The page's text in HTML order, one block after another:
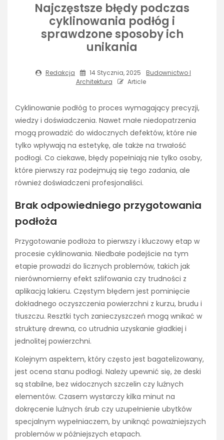
Najczęstsze błędy podczas
cyklinowania podłóg i
sprawdzone sposoby ich
unikania
Redakcja 14 Stycznia, 2025
Budownictwo I
Architektura
Article
Cyklinowanie podłóg to proces wymagający precyzji,
wiedzy i doświadczenia. Nawet małe niedopatrzenia
mogą prowadzić do widocznych defektów, które nie
tylko wpływają na estetykę, ale także na trwałość
podłogi. Co ciekawe, błędy popełniają nie tylko osoby,
które pierwszy raz podejmują się tego zadania, ale
również doświadczeni profesjonaliści.
Brak odpowiedniego przygotowania
podłoża
Przygotowanie podłoża to pierwszy i kluczowy etap w
procesie cyklinowania. Niedbałe podejście na tym
etapie prowadzi do licznych problemów, takich jak
nierównomierny efekt szlifowania czy trudności z
aplikacją lakieru. Częstym błędem jest pominięcie
dokładnego oczyszczenia powierzchni z kurzu, brudu i
tłuszczu. Resztki tych zanieczyszczeń mogą wnikać w
strukturę drewna, co utrudnia uzyskanie gładkiej i
jednolitej powierzchni.
Kolejnym aspektem, który często jest bagatelizowany,
jest ocena stanu podłogi. Należy upewnić się, że deski
są stabilne, bez widocznych szczelin czy luźnych
elementów. Czasem wystarczy kilka minut na
dokręcenie luźnych śrub czy uzupełnienie ubytków
specjalnym wypełniaczem, by uniknąć poważniejszych
problemów w późniejszych etapach.